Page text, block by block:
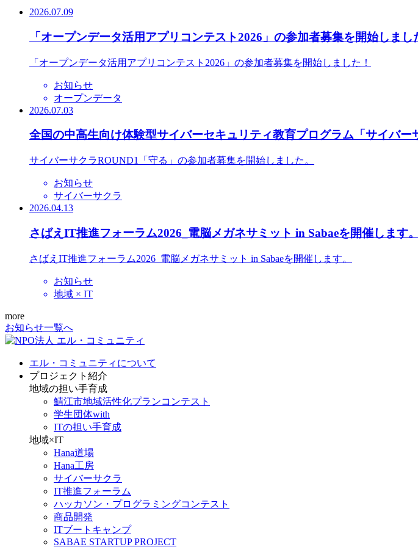
2026.07.09
「オープンデータ活用アプリコンテスト2026」の参加者募集を開始しまし
「オープンデータ活用アプリコンテスト2026」の参加者募集を開始しました！
お知らせ
オープンデータ
2026.07.03
全国の中高生向け体験型サイバーセキュリティ教育プログラム「サイバ
サイバーサクラROUND1「守る」の参加者募集を開始しました。
お知らせ
サイバーサクラ
2026.04.13
さばえIT推進フォーラム2026_電脳メガネサミット in Sabaeを開催します。
さばえIT推進フォーラム2026_電脳メガネサミット in Sabaeを開催します。
お知らせ
地域 × IT
more
お知らせ一覧へ
エル・コミュニティについて
プロジェクト紹介
地域の担い手育成
鯖江市地域活性化プランコンテスト
学生団体with
ITの担い手育成
地域×IT
Hana道場
Hana工房
サイバーサクラ
IT推進フォーラム
ハッカソン・プログラミングコンテスト
商品開発
ITブートキャンプ
SABAE STARTUP PROJECT